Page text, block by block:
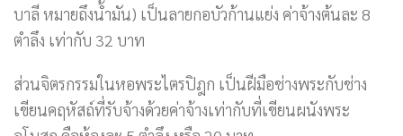
บาลี หมายถึงน้ำมัน) เป็นลายกอบัวก้านแย่ง ค่าจ้างต้นละ 8
ตำลึง เท่ากับ 32 บาท
ส่วนจิตรกรรมในหอพระไตรปิฎก เป็นฝีมือช่างพระกับช่าง
เขียนคฤหัสถ์ที่รับจ้างด้วยค่าจ้างเท่ากับที่เขียนผนังพระ